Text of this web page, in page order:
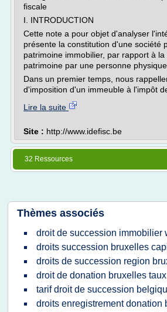
fiscale
I. INTRODUCTION
Cette note a pour objet d'analyser
présente la constitution d'une société
patrimoine immobilier, par rapport à
patrimoine par une personne physique.
Dans un premier temps, nous
d'imposition d'un immeuble à l'impôt
Lire la suite
Site : http://www.idefisc.be
32 Ressources
Thèmes associés
droit de succession immobilier
droits succession bruxelles
droits de succession region
droit de donation bruxelles taux
tarif droit de succession
droits enregistrement donation